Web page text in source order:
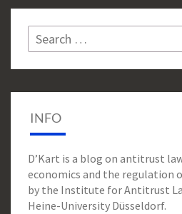
Search
for:
INFO
D’Kart is a blog on antitrust
economics and the regulation
by the Institute for Antitrust
Heine-University Düsseldorf.